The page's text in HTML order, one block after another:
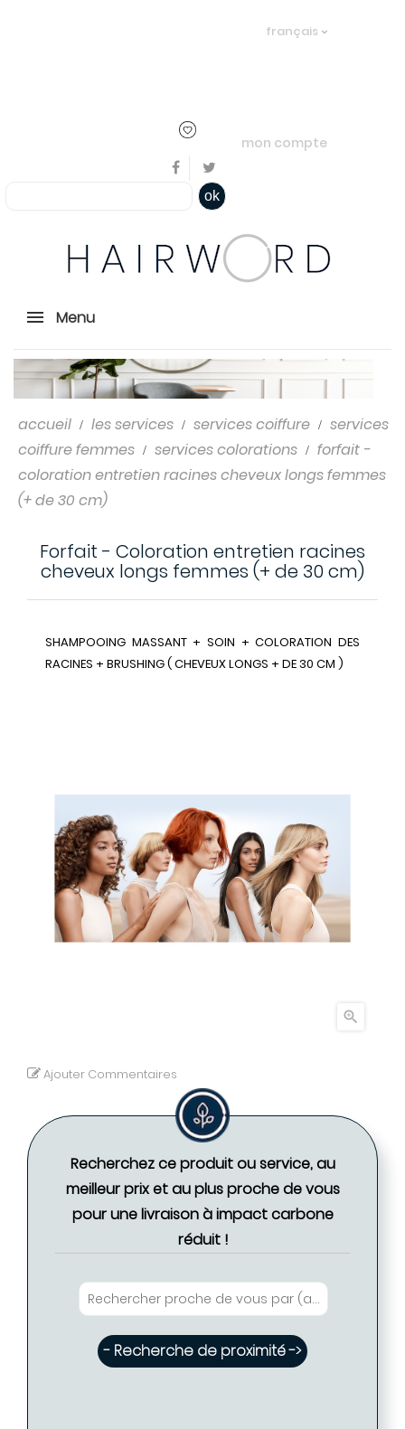
français
mon compte
ok
Menu
accueil les services services coiffure
services
coiffure femmes
services colorations
forfait -
coloration entretien racines cheveux longs femmes
(+ de 30 cm)
Forfait - Coloration entretien racines
cheveux longs femmes (+ de 30 cm)
SHAMPOOING MASSANT + SOIN + COLORATION DES
RACINES + BRUSHING ( CHEVEUX LONGS + DE 30 CM )

Ajouter Commentaires
Recherchez ce produit ou service, au
meilleur prix et au plus proche de vous
pour une livraison à impact carbone
réduit !
- Recherche de proximité ->